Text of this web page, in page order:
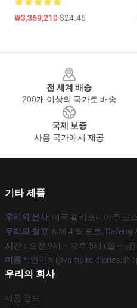
₩3,369,210$24.45
전 세계 배송
200개 이상의 국가로 배송
국제 보증
사용 국가에서 제공
기타 제품
우리의 본사: 미국 캘리포니아주 로
우리의 창고: 6 제 4 링 도로, Dafeng
시간 :: 오전 9시 ~ 오후 5시 (월 ~ 금)
이름 *: 연락처@vampire-
우리의 회사
제품 정보